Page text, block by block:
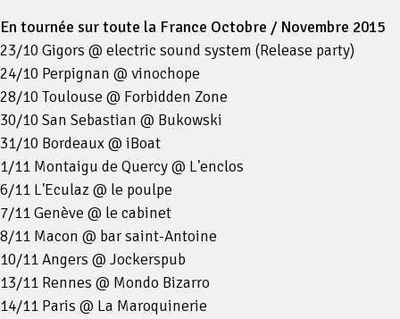
En tournée sur toute la France Octobre / Novembre 2015
23/10 Gigors @ electric sound system (Release party)
24/10 Perpignan @ vinochope
28/10 Toulouse @ Forbidden Zone
30/10 San Sebastian @ Bukowski
31/10 Bordeaux @ iBoat
1/11 Montaigu de Quercy @ L'enclos
6/11 L'Eculaz @ le poulpe
7/11 Genève @ le cabinet
8/11 Macon @ bar saint-Antoine
10/11 Angers @ Jockerspub
13/11 Rennes @ Mondo Bizarro
14/11 Paris @ La Maroquinerie